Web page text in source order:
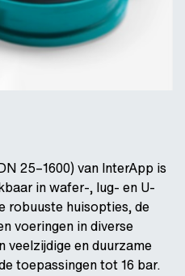
25–1600) van InterApp is
in wafer-, lug- en U-
robuuste huisopties, de
voeringen in diverse
veelzijdige en duurzame
toepassingen tot 16 bar.